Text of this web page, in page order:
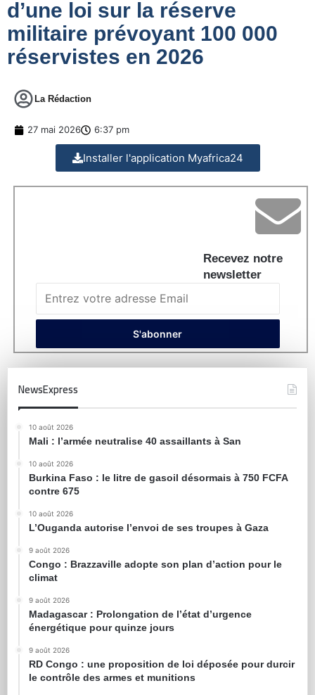
d’une loi sur la réserve
militaire prévoyant 100 000
réservistes en 2026
La Rédaction
27 mai 2026 6:37 pm
Installer l'application Myafrica24
Recevez notre
newsletter
NewsExpress
10 août 2026
Mali : l’armée neutralise 40 assaillants à San
10 août 2026
Burkina Faso : le litre de gasoil désormais à 750 FCFA
contre 675
10 août 2026
L’Ouganda autorise l’envoi de ses troupes à Gaza
9 août 2026
Congo : Brazzaville adopte son plan d’action pour le
climat
9 août 2026
Madagascar : Prolongation de l’état d’urgence
énergétique pour quinze jours
9 août 2026
RD Congo : une proposition de loi déposée pour durcir
le contrôle des armes et munitions